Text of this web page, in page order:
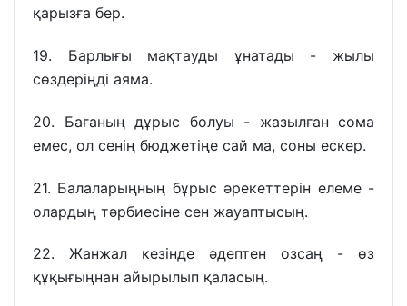
қарызға бер.
19. Барлығы мақтауды ұнатады - жылы
сөздеріңді аяма.
20. Бағаның дұрыс болуы - жазылған сома
емес, ол сенің бюджетіңе сай ма, соны ескер.
21. Балаларыңның бұрыс әрекеттерін елеме -
олардың тәрбиесіне сен жауаптысың.
22. Жанжал кезінде әдептен озсаң - өз
құқығыңнан айырылып қаласың.